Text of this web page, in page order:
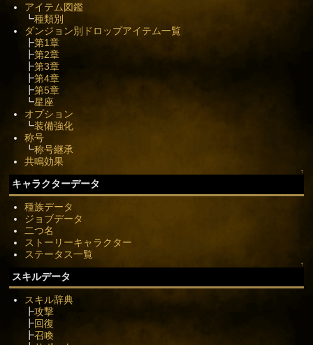
アイテム図鑑
┗種類別
ダンジョン別ドロップアイテム一覧
┣第1章
┣第2章
┣第3章
┣第4章
┣第5章
┗星座
オプション
┗装備強化
称号
┗称号継承
共鳴効果
↑
キャラクターデータ
種族データ
ジョブデータ
二つ名
ストーリーキャラクター
ステータス一覧
↑
スキルデータ
スキル辞典
┣攻撃
┣回復
┣召喚